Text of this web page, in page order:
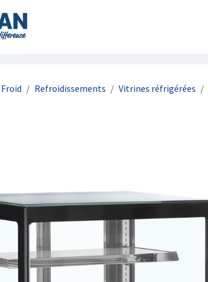
Froid Refroidissements Vitrines réfrigérées